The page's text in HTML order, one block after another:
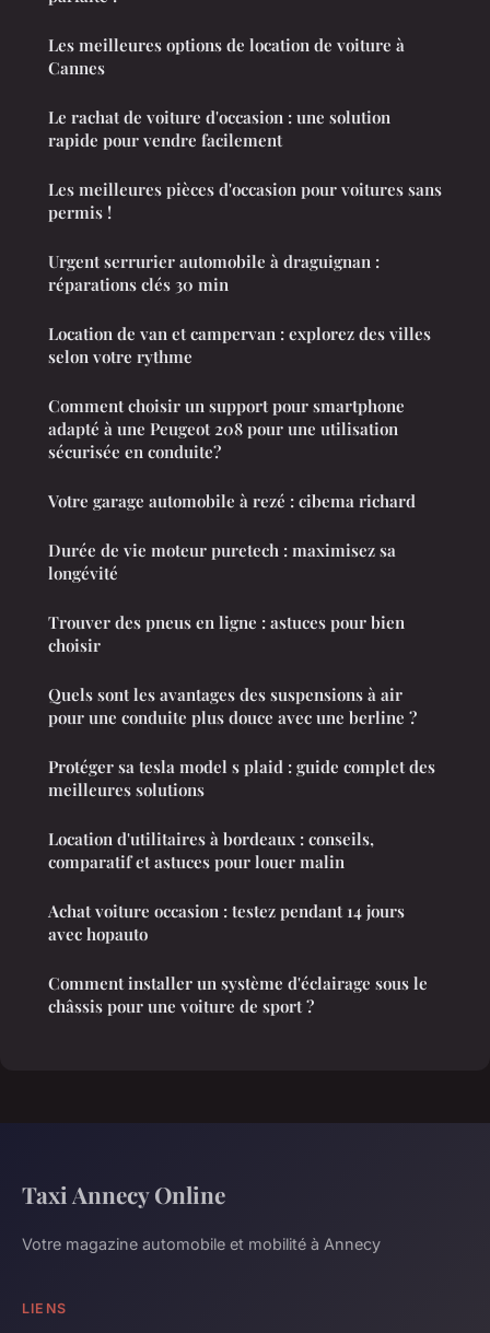
Les meilleures options de location de voiture à
Cannes
Le rachat de voiture d'occasion : une solution
rapide pour vendre facilement
Les meilleures pièces d'occasion pour voitures sans
permis !
Urgent serrurier automobile à draguignan :
réparations clés 30 min
Location de van et campervan : explorez des villes
selon votre rythme
Comment choisir un support pour smartphone
adapté à une Peugeot 208 pour une utilisation
sécurisée en conduite?
Votre garage automobile à rezé : cibema richard
Durée de vie moteur puretech : maximisez sa
longévité
Trouver des pneus en ligne : astuces pour bien
choisir
Quels sont les avantages des suspensions à air
pour une conduite plus douce avec une berline ?
Protéger sa tesla model s plaid : guide complet des
meilleures solutions
Location d'utilitaires à bordeaux : conseils,
comparatif et astuces pour louer malin
Achat voiture occasion : testez pendant 14 jours
avec hopauto
Comment installer un système d'éclairage sous le
châssis pour une voiture de sport ?
Taxi Annecy Online
Votre magazine automobile et mobilité à Annecy
LIENS